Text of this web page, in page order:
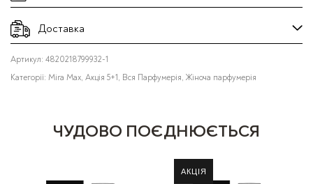
Доставка
Артикул: 4820218799932-1
Категорії: Mira Max, Акція 5+1, Вся Парфумерія, Жіноча парфумерія
ЧУДОВО ПОЄДНЮЄТЬСЯ